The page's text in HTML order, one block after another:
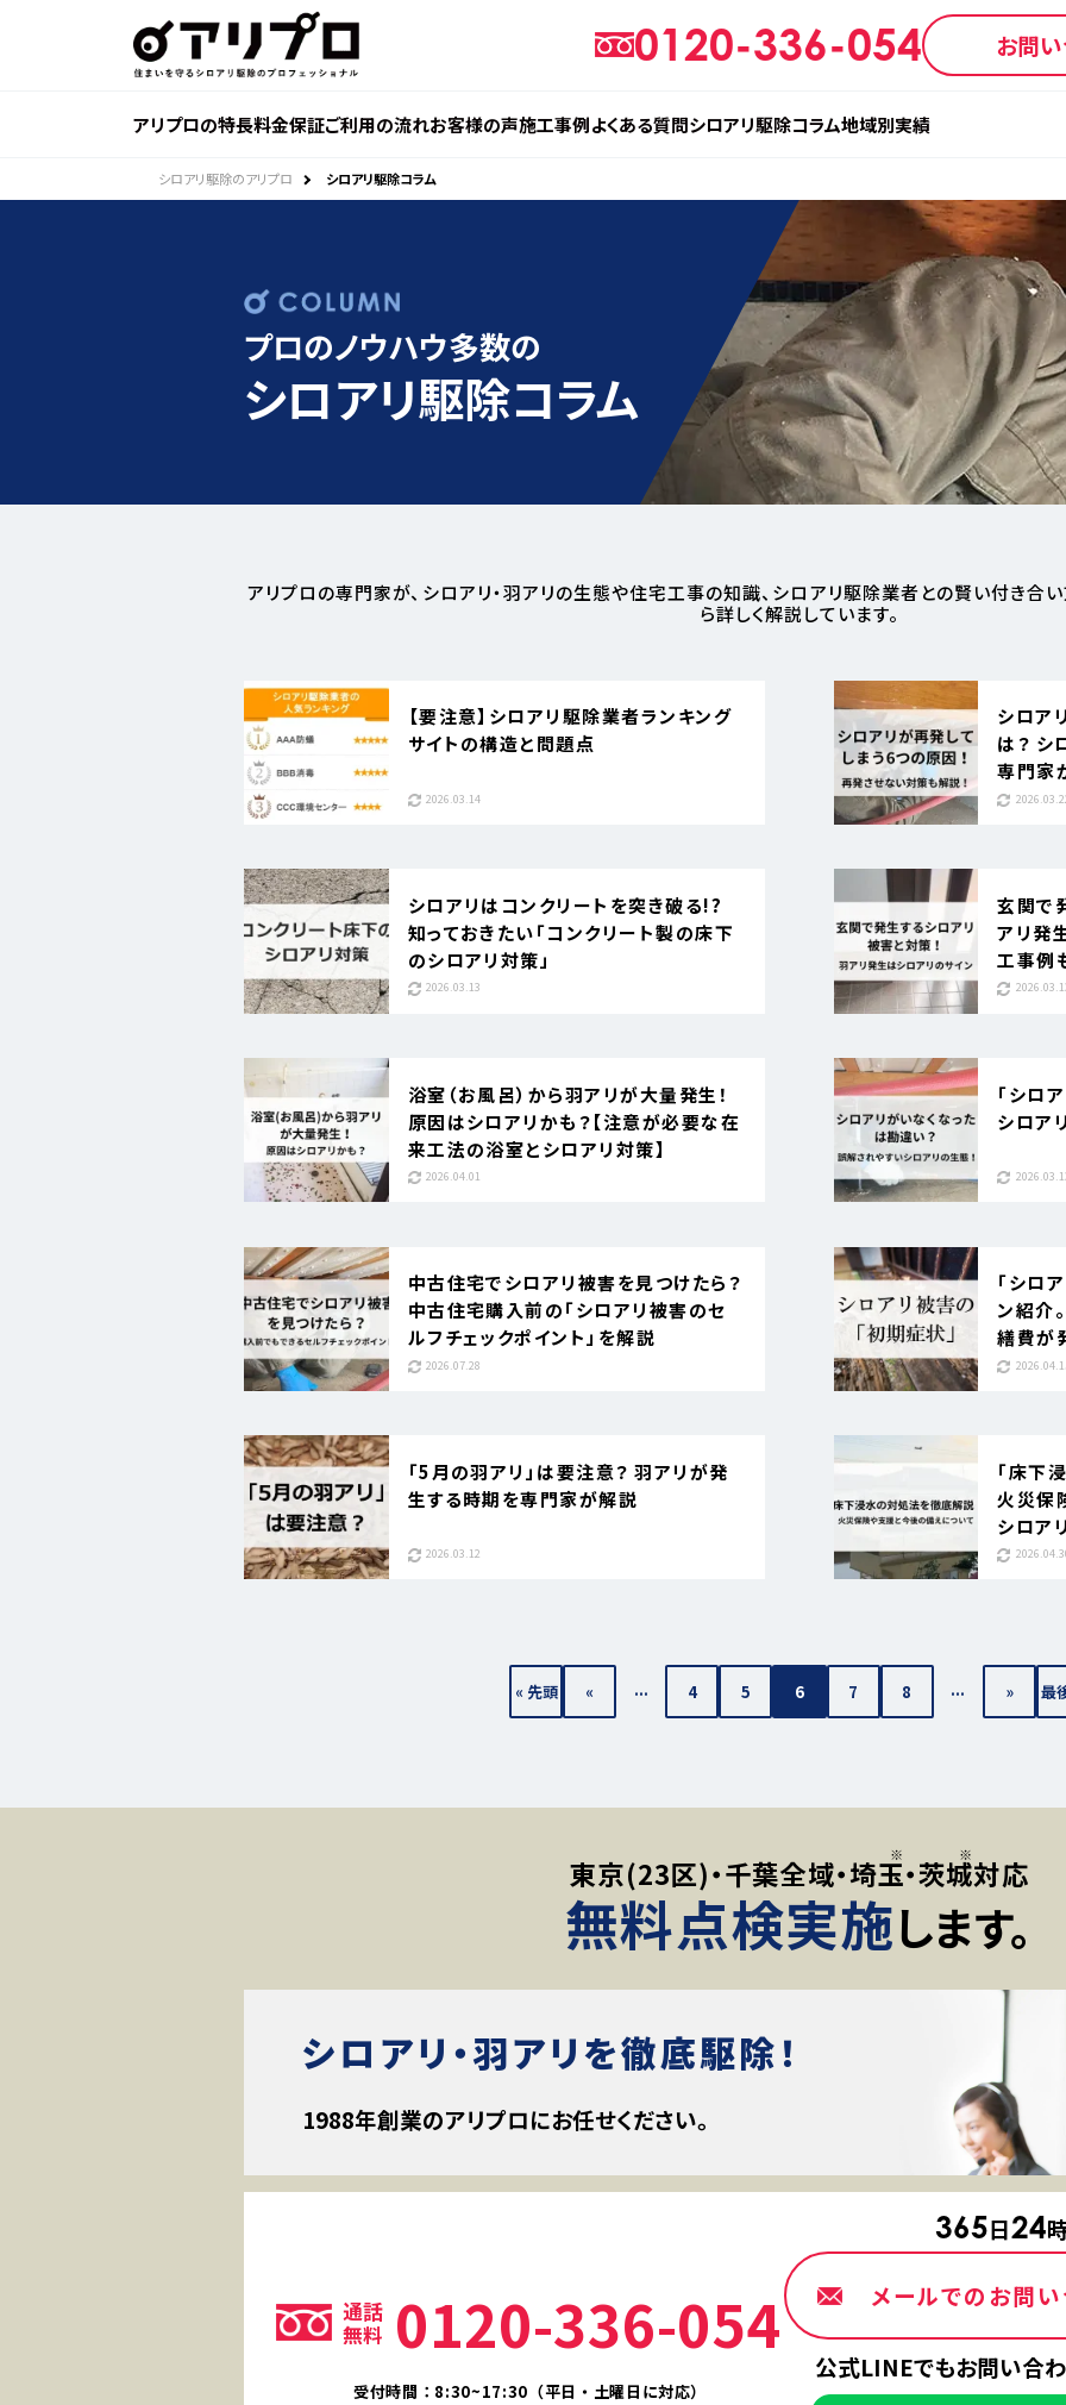
リ
0120-336-054 お問
アリプロの特長料金保証ご利用の流れお客様の声施工事例よくある質問シロアリ駆除コラム地域別実績
シロアリ駆除のアリプロ シロアリ駆除コラム
プロのノウハウ多数の
シロアリ駆除コラム
アリプロの専門家が、シロアリ・羽アリの生態や住宅工事の知識、シロアリ駆除業者との賢い付き合
ら詳しく解説しています。
【要注意】シロアリ駆除業者ランキング
サイトの構造と問題点
2026.03.14
シロア
は？ シ
専門家
シロアリはコンクリートを突き破る!?
知っておきたい「コンクリート製の床下
のシロアリ対策」
2026.03.13
玄関で
アリ発
工事例
浴室（お風呂）から羽アリが大量発生！
原因はシロアリかも？【注意が必要な在
来工法の浴室とシロアリ対策】
2026.04.01
「シロ
シロア
中古住宅でシロアリ被害を見つけたら？
中古住宅購入前の「シロアリ被害のセ
ルフチェックポイント」を解説
2026.07.28
「シロ
ン紹介
繕費が
「5月の羽アリ」は要注意？ 羽アリが発
生する時期を専門家が解説
2026.03.12
「床下
火災保
シロア
« 先頭 « ... 4 5 6 7 8 ... » 最
東京(23区)・千葉全域・埼玉・茨城対応
無料点検実施します。
シロアリ・羽アリを徹底駆除！
1988年創業のアリプロにお任せください。
通話
無料 0120-336-054
受付時間：8:30~17:30（平日・土曜日に対応）
365日24
メールでのお問
公式LINEでもお問い合